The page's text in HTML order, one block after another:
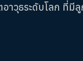
าวุธระดับโลก ที่มี